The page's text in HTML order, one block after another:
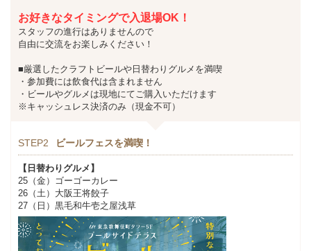
お好きなタイミングで入退場OK！
スタッフの進行はありませんので
自由に交流をお楽しみください！
■厳選したクラフトビールや日替わりグルメを満喫
・参加費には飲食代は含まれません
・ビールやグルメは現地にてご購入いただけます
※キャッシュレス決済のみ（現金不可）
STEP2 ビールフェスを満喫！
【日替わりグルメ】
25（金）ゴーゴーカレー
26（土）大阪王将餃子
27（日）黒毛和牛壱之屋浅草